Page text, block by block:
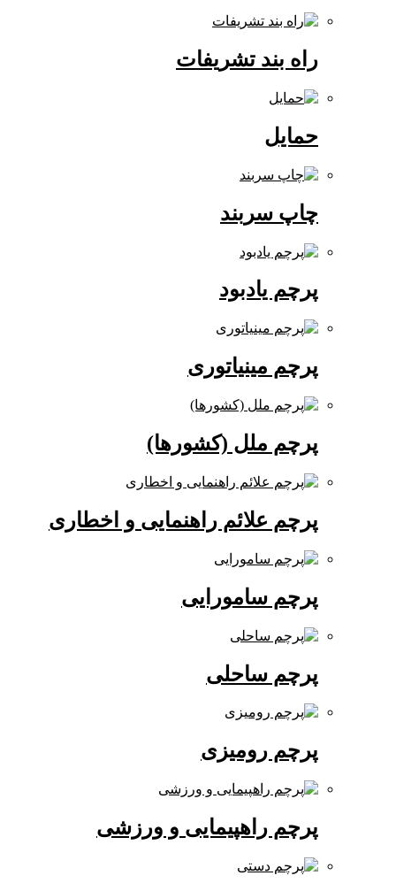
راه بند تشریفات
چاپ سربند
پرچم یادبود
پرچم مینیاتوری
پرچم ملل (کشورها)
پرچم علائم راهنمایی و اخطاری
پرچم سامورایی
پرچم ساحلی
پرچم رومیزی
پرچم راهپیمایی و ورزشی